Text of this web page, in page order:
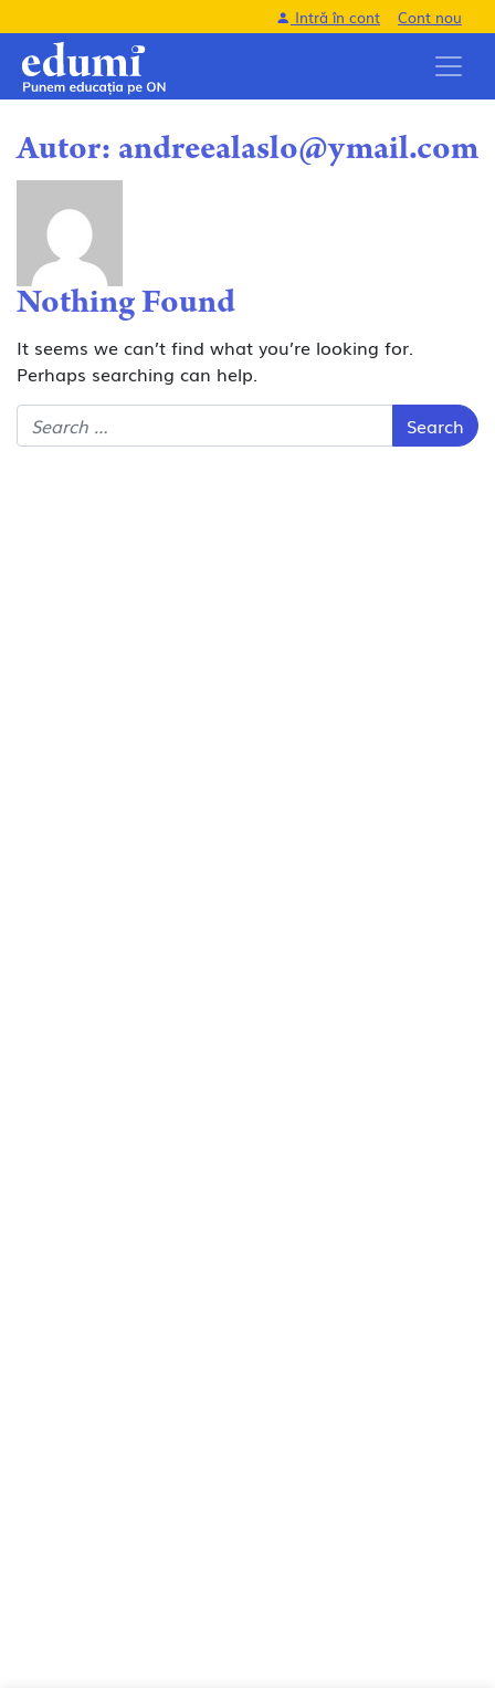
Intră în cont Cont nou
Autor: andreealaslo@ymail.com
Nothing Found
It seems we can’t find what you’re looking for.
Perhaps searching can help.
Search for: